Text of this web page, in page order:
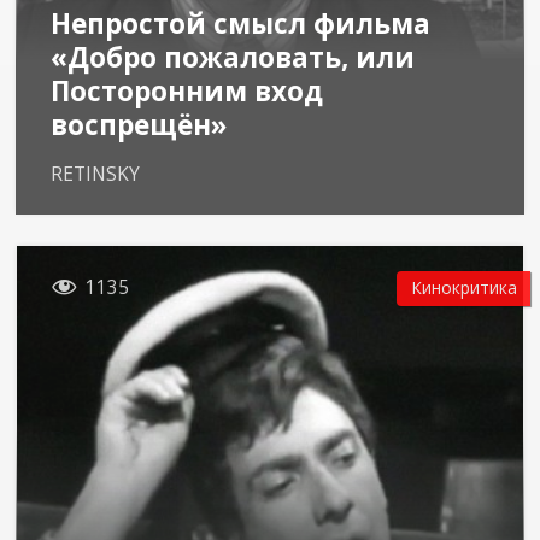
Непростой смысл фильма
«Добро пожаловать, или
Посторонним вход
воспрещён»
RETINSKY
 1135 Кинокритика